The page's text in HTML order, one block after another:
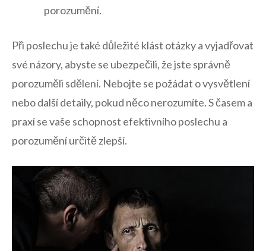
porozumění.
Při⁢ poslechu ⁤je také důležité klást otázky a ‌vyjadřovat
své názory, abyste‌ se⁣ ubezpečili,⁣ že jste⁣ správně
porozuměli sdělení. Nebojte se ‌požádat o vysvětlení
nebo další detaily, ​pokud něco‍ nerozumíte. S⁣ časem a
praxí se vaše schopnost efektivního⁣ poslechu a
porozumění určitě zlepší.